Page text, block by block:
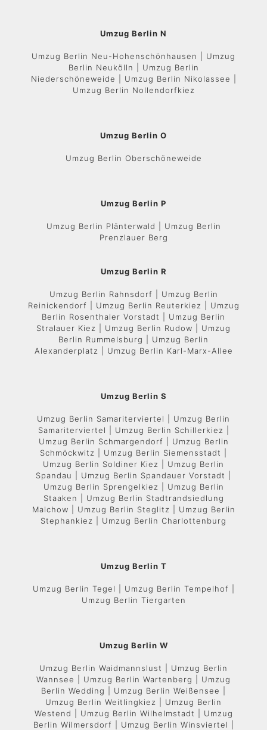
Umzug Berlin N
Umzug Berlin Neu-Hohenschönhausen | Umzug
Berlin Neukölln | Umzug Berlin
Niederschöneweide | Umzug Berlin Nikolassee |
Umzug Berlin Nollendorfkiez
Umzug Berlin O
Umzug Berlin Oberschöneweide
Umzug Berlin P
Umzug Berlin Plänterwald | Umzug Berlin
Prenzlauer Berg
Umzug Berlin R
Umzug Berlin Rahnsdorf | Umzug Berlin
Reinickendorf | Umzug Berlin Reuterkiez | Umzug
Berlin Rosenthaler Vorstadt | Umzug Berlin
Stralauer Kiez | Umzug Berlin Rudow | Umzug
Berlin Rummelsburg | Umzug Berlin
Alexanderplatz | Umzug Berlin Karl-Marx-Allee
Umzug Berlin S
Umzug Berlin Samariterviertel | Umzug Berlin
Samariterviertel | Umzug Berlin Schillerkiez |
Umzug Berlin Schmargendorf | Umzug Berlin
Schmöckwitz | Umzug Berlin Siemensstadt |
Umzug Berlin Soldiner Kiez | Umzug Berlin
Spandau | Umzug Berlin Spandauer Vorstadt |
Umzug Berlin Sprengelkiez | Umzug Berlin
Staaken | Umzug Berlin Stadtrandsiedlung
Malchow | Umzug Berlin Steglitz | Umzug Berlin
Stephankiez | Umzug Berlin Charlottenburg
Umzug Berlin T
Umzug Berlin Tegel | Umzug Berlin Tempelhof |
Umzug Berlin Tiergarten
Umzug Berlin W
Umzug Berlin Waidmannslust | Umzug Berlin
Wannsee | Umzug Berlin Wartenberg | Umzug
Berlin Wedding | Umzug Berlin Weißensee |
Umzug Berlin Weitlingkiez | Umzug Berlin
Westend | Umzug Berlin Wilhelmstadt | Umzug
Berlin Wilmersdorf | Umzug Berlin Winsviertel |